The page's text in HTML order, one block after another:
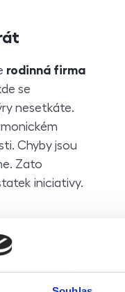
rodinná firma
se
nesetkáte.
Chyby jsou
Zato
iniciativy.